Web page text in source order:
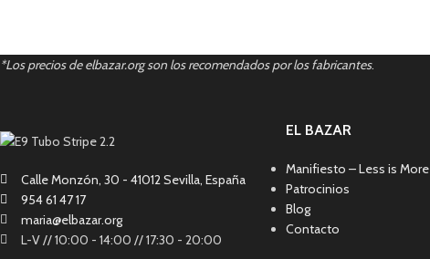
*Los precios de elbazar.org son los recomendados por los fabricantes.
Calle Monzón, 30 - 41012 Sevilla, España
954 61 47 17
maria@elbazar.org
L-V // 10:00 - 14:00 // 17:30 - 20:00
EL BAZAR
Manifiesto – Less is More
Patrocinios
Blog
Contacto